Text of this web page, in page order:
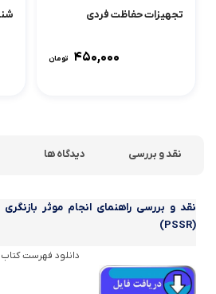
تجهیزات حفاظت فردی
۴۵۰,۰۰۰ تومان
نقد و بررسی دیدگاه ها
نقد و بررسی راهنمای انجام موثر
(PSSR)
دانلود فهرست کتاب